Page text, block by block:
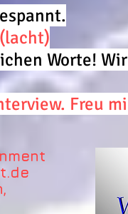
Worte!
Freu